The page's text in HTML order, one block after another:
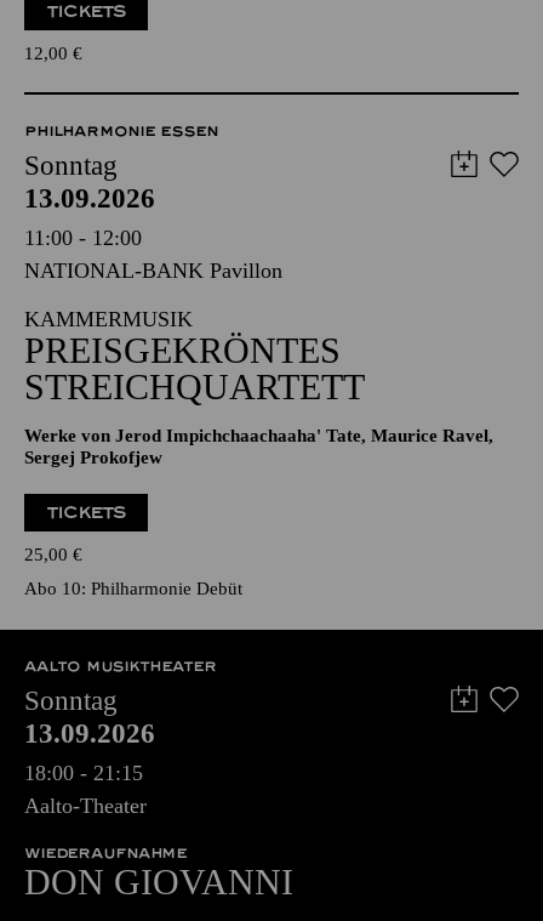
TICKETS
12,00 €
PHILHARMONIE ESSEN
Sonntag
13.09.2026
11:00 - 12:00
NATIONAL-BANK Pavillon
KAMMERMUSIK
PREISGEKRÖNTES
STREICHQUARTETT
Werke von Jerod Impichchaachaaha' Tate, Maurice Ravel,
Sergej Prokofjew
TICKETS
25,00 €
Abo 10: Philharmonie Debüt
AALTO MUSIKTHEATER
Sonntag
13.09.2026
18:00 - 21:15
Aalto-Theater
WIEDERAUFNAHME
DON GIO­VANNI